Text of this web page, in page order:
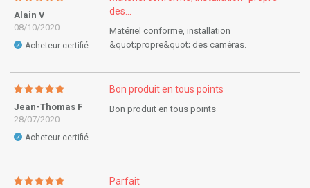
Alain V
08/10/2020
✓ Acheteur certifié
des...
Matériel conforme, installation
&quot;propre&quot; des caméras.
Jean-Thomas F
28/07/2020
✓ Acheteur certifié
Bon produit en tous points
Bon produit en tous points
Parfait